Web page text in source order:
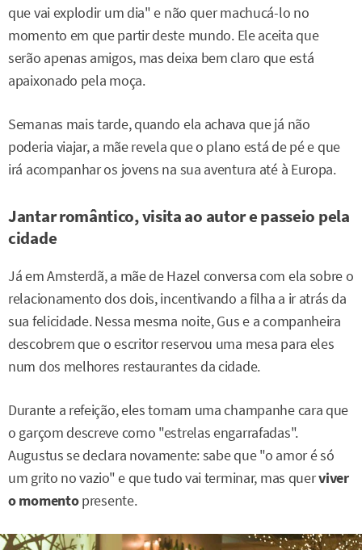
que vai explodir um dia" e não quer machucá-lo no
momento em que partir deste mundo. Ele aceita que
serão apenas amigos, mas deixa bem claro que está
apaixonado pela moça.
Semanas mais tarde, quando ela achava que já não
poderia viajar, a mãe revela que o plano está de pé e que
irá acompanhar os jovens na sua aventura até à Europa.
Jantar romântico, visita ao autor e passeio pela
cidade
Já em Amsterdã, a mãe de Hazel conversa com ela sobre o
relacionamento dos dois, incentivando a filha a ir atrás da
sua felicidade. Nessa mesma noite, Gus e a companheira
descobrem que o escritor reservou uma mesa para eles
num dos melhores restaurantes da cidade.
Durante a refeição, eles tomam uma champanhe cara que
o garçom descreve como "estrelas engarrafadas".
Augustus se declara novamente: sabe que "o amor é só
um grito no vazio" e que tudo vai terminar, mas querviver
o momentopresente.